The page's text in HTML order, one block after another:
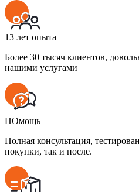
13 лет опыта
Более 30 тысяч клиентов,
нашими услугами
ПОмощь
Полная консультация,
покупки, так и после.